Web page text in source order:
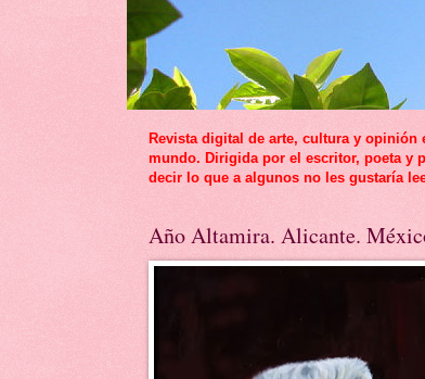
Revista digital de arte, cultura y opinión
mundo. Dirigida por el escritor, poeta y
decir lo que a algunos no les gustaría
Año Altamira. Alicante.